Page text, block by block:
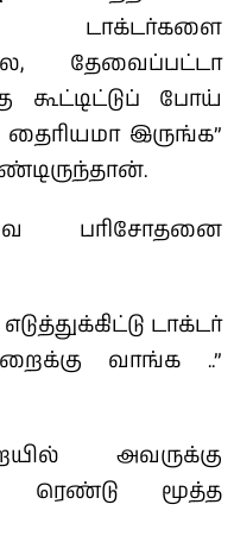
டாக்டர்களை
தேவைப்பட்டா
கூட்டிட்டுப் போய்
தைரியமா இருங்க”
பரிசோதனை
டாக்டர்
வாங்க ..”
அவருக்கு
ரெண்டு மூத்த